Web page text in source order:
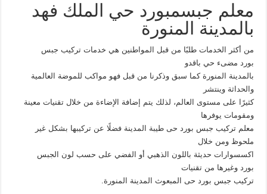
معلم جبسمبورد حي الملك فهد
بالمدينة المنورة
من أكثر الخدمات طلبًا من قبل المواطنين هي خدمات تركيب جبس
بورد مضىء حي باقدو
بالمدينة المنورة كما سبق وذكرنا من قبل فهو مواكب للموضة العالمية
والحداثة وينتشر
كثيرًا على مستوى العالم، لذلك يتم إضافة الإضاءة من خلال تقنيات معينة
ومقومات يوفرها
معلم تركيب جبس بورد حى طيبة المدينة فضلًا عن تركيبها بشكل غير
ملحوظ ومن خلال
اكسسوارات حديثة باللون الذهبي أو الفضي على حسب لون الجبس
بورد وغيرها من تقنيات
تركيب جبس بورد حى المبعوث المدينة المنورة.